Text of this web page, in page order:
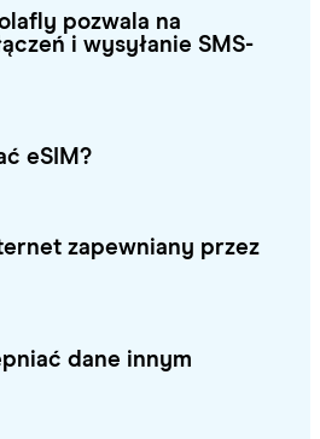
pozwala na
i wysyłanie SMS-
eSIM?
zapewniany przez
dane innym